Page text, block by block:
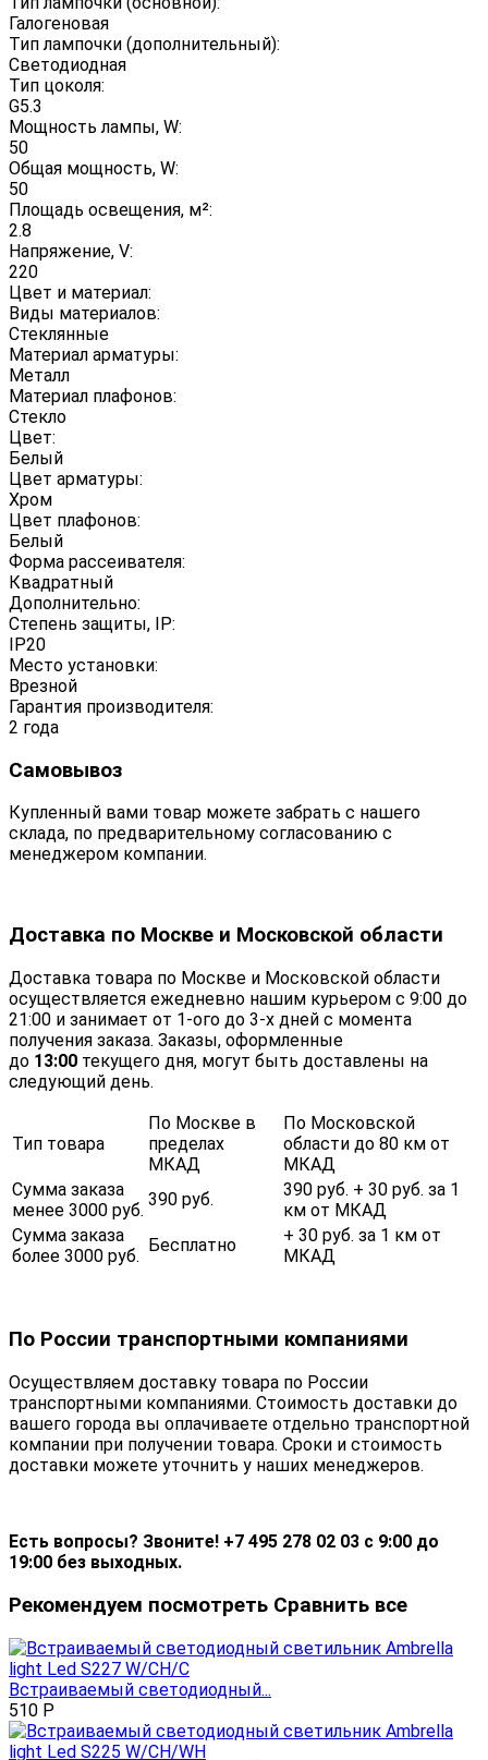
Галогеновая
Тип лампочки (дополнительный):
Светодиодная
Тип цоколя:
G5.3
Мощность лампы, W:
50
Общая мощность, W:
50
Площадь освещения, м²:
2.8
Напряжение, V:
220
Цвет и материал:
Виды материалов:
Стеклянные
Материал арматуры:
Металл
Материал плафонов:
Стекло
Цвет:
Белый
Цвет арматуры:
Хром
Цвет плафонов:
Белый
Форма рассеивателя:
Квадратный
Дополнительно:
Степень защиты, IP:
IP20
Место установки:
Врезной
Гарантия производителя:
2 года
Самовывоз
Купленный вами товар можете забрать с нашего
склада, по предварительному согласованию с
менеджером компании.
Доставка по Москве и Московской области
Доставка товара по Москве и Московской области
осуществляется ежедневно нашим курьером с 9:00 до
21:00 и занимает от 1-ого до 3-х дней с момента
получения заказа. Заказы, оформленные
до 13:00 текущего дня, могут быть доставлены на
следующий день.
Тип товара
По Москве в
пределах
МКАД
По Московской
области до 80 км от
МКАД
Сумма заказа
менее 3000 руб.
390 руб.
390 руб. + 30 руб. за 1
км от МКАД
Сумма заказа
более 3000 руб.
Бесплатно
+ 30 руб. за 1 км от
МКАД
По России транспортными компаниями
Осуществляем доставку товара по России
транспортными компаниями. Стоимость доставки до
вашего города вы оплачиваете отдельно транспортной
компании при получении товара. Сроки и стоимость
доставки можете уточнить у наших менеджеров.
Есть вопросы? Звоните! +7 495 278 02 03 с 9:00 до
19:00 без выходных.
Рекомендуем посмотреть Сравнить все
Встраиваемый светодиодный...
510 Р